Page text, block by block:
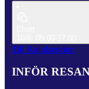
Till Kundservice
INFÖR